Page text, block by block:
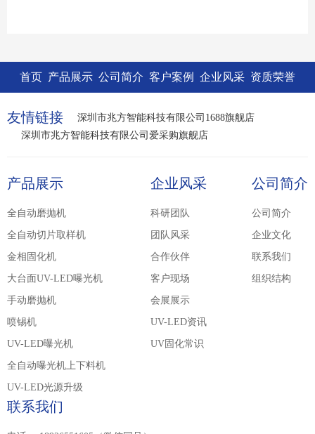
首页 产品展示 公司简介 客户案例 企业风采 资质荣誉
友情链接
深圳市兆方智能科技有限公司1688旗舰店
深圳市兆方智能科技有限公司爱采购旗舰店
产品展示
全自动磨抛机
全自动切片取样机
金相固化机
大台面UV-LED曝光机
手动磨抛机
喷锡机
UV-LED曝光机
全自动曝光机上下料机
UV-LED光源升级
企业风采
科研团队
团队风采
合作伙伴
客户现场
会展展示
UV-LED资讯
UV固化常识
公司简介
公司简介
企业文化
联系我们
组织结构
联系我们